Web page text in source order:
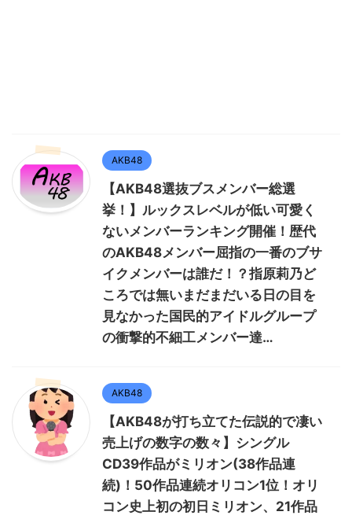
AKB48
【AKB48選抜ブスメンバー総選
挙！】ルックスレベルが低い可愛く
ないメンバーランキング開催！歴代
のAKB48メンバー屈指の一番のブサ
イクメンバーは誰だ！？指原莉乃ど
ころでは無いまだまだいる日の目を
見なかった国民的アイドルグループ
の衝撃的不細工メンバー達…
AKB48
【AKB48が打ち立てた伝説的で凄い
売上げの数字の数々】シングル
CD39作品がミリオン(38作品連
続)！50作品連続オリコン1位！オリ
コン史上初の初日ミリオン、21作品